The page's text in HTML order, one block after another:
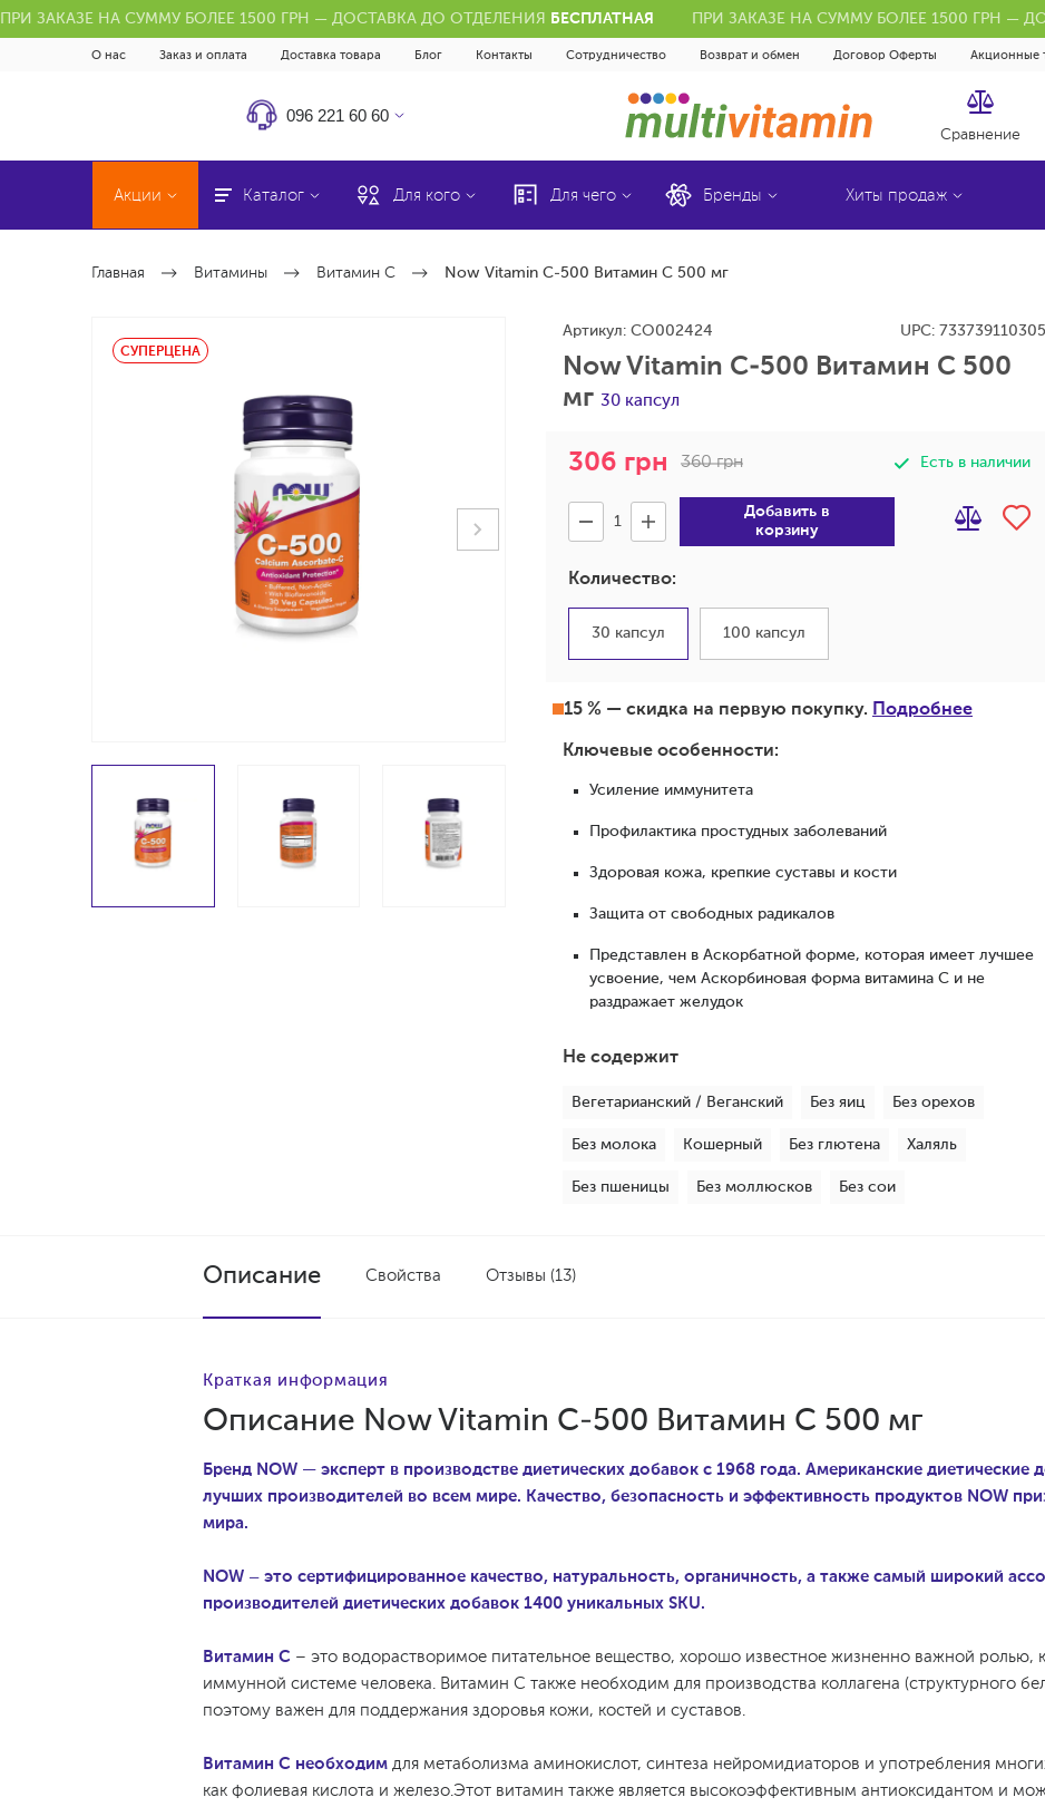
ПРИ ЗАКАЗЕ НА СУММУ БОЛЕЕ 1500 ГРН — ДОСТАВКА ДО ОТДЕЛЕНИЯ БЕСПЛАТНАЯ ПРИ ЗАКАЗЕ НА СУММУ БОЛЕЕ 1500 ГРН —
О нас Заказ и оплата Доставка товара Блог Контакты Сотрудничество Возврат и обмен Договор Оферты Акционные
096 221 60 60
Сравнение
Акции Каталог Для кого Для чего Бренды Хиты продаж
Главная Витамины Витамин C Now Vitamin С-500 Витамин С 500 мг
СУПЕРЦЕНА
Артикул: CO002424 UPC: 733739110305
Now Vitamin С-500 Витамин С 500
мг 30 капсул
306 грн 360грн Есть в наличии
Добавить в
корзину
Количество:
30 капсул 100 капсул
15 % — скидка на первую покупку. Подробнее
Ключевые особенности:
Усиление иммунитета
Профилактика простудных заболеваний
Здоровая кожа, крепкие суставы и кости
Защита от свободных радикалов
Представлен в Аскорбатной форме, которая имеет лучшее
усвоение, чем Аскорбиновая форма витамина С и не
раздражает желудок
Не содержит
Вегетарианский / Веганский Без яиц Без орехов
Без молока Кошерный Без глютена Халяль
Без пшеницы Без моллюсков Без сои
Описание Свойства Отзывы (13)
Краткая информация
Описание Now Vitamin С-500 Витамин С 500 мг
Бренд NOW — эксперт в производстве диетических добавок с 1968 года. Американские
лучших производителей во всем мире. Качество, безопасность и эффективность продуктов NOW
мира.
NOW – это сертифицированное качество, натуральность, органичность, а также самый широкий
производителей диетических добавок 1400 уникальных SKU.
Витамин С – это водорастворимое питательное вещество, хорошо известное жизненно важной ролью,
иммунной системе человека. Витамин С также необходим для производства коллагена (структурного
поэтому важен для поддержания здоровья кожи, костей и суставов.
Витамин С необходим для метаболизма аминокислот, синтеза нейромидиаторов и употребления
как фолиевая кислота и железо.Этот витамин также является высокоэффективным антиоксидантом и